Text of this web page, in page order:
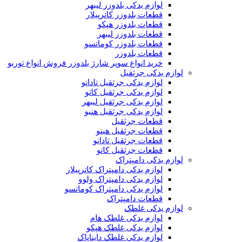
لوازم یدکی بلدوزر لیبهر
قطعات بلدوزر کاترپیلار
قطعات بلدوزر هپکو
قطعات بلدوزر لیبهر
قطعات بلدوزر کوماتسو
قطعات بلدوزر
خرید انواع سوپر شارژ بلدوزر فروش انواع توربو
لوازم یدکی جرثقیل
لوازم یدکی جرثقیل تادانو
لوازم یدکی جرثقیل کاتو
لوازم یدکی جرثقیل لیبهر
لوازم یدکی جرثقیل هنیو
قطعات جرثقیل
قطعات جرثقیل هینو
قطعات جرثقیل تادانو
قطعات جرثقیل کاتو
لوازم یدکی دامپتراک
لوازم یدکی دامپتراک کاترپیلار
لوازم یدکی دامپتراک ولوو
لوازم یدکی دامپتراک کوماتسو
قطعات دامپتراک
لوازم یدکی غلطک
لوازم یدکی غلطک هام
لوازم یدکی غلطک هپکو
لوازم یدکی غلطک دایناپاک